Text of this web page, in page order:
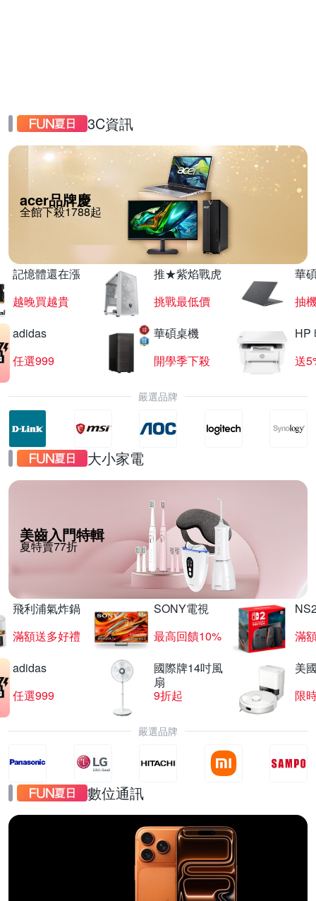
3C資訊
acer品牌慶
全館下殺1788起
記憶體還在漲
越晚買越貴
推★紫焰戰虎
挑戰最低價
華
抽
adidas
任選999
華碩桌機
開學季下殺
HP
送
嚴選品牌
大小家電
美齒入門特輯
夏特賣77折
飛利浦氣炸鍋
滿額送多好禮
SONY電視
最高回饋10%
滿
adidas
任選999
國際牌14吋風
扇
9折起
美
限
嚴選品牌
數位通訊